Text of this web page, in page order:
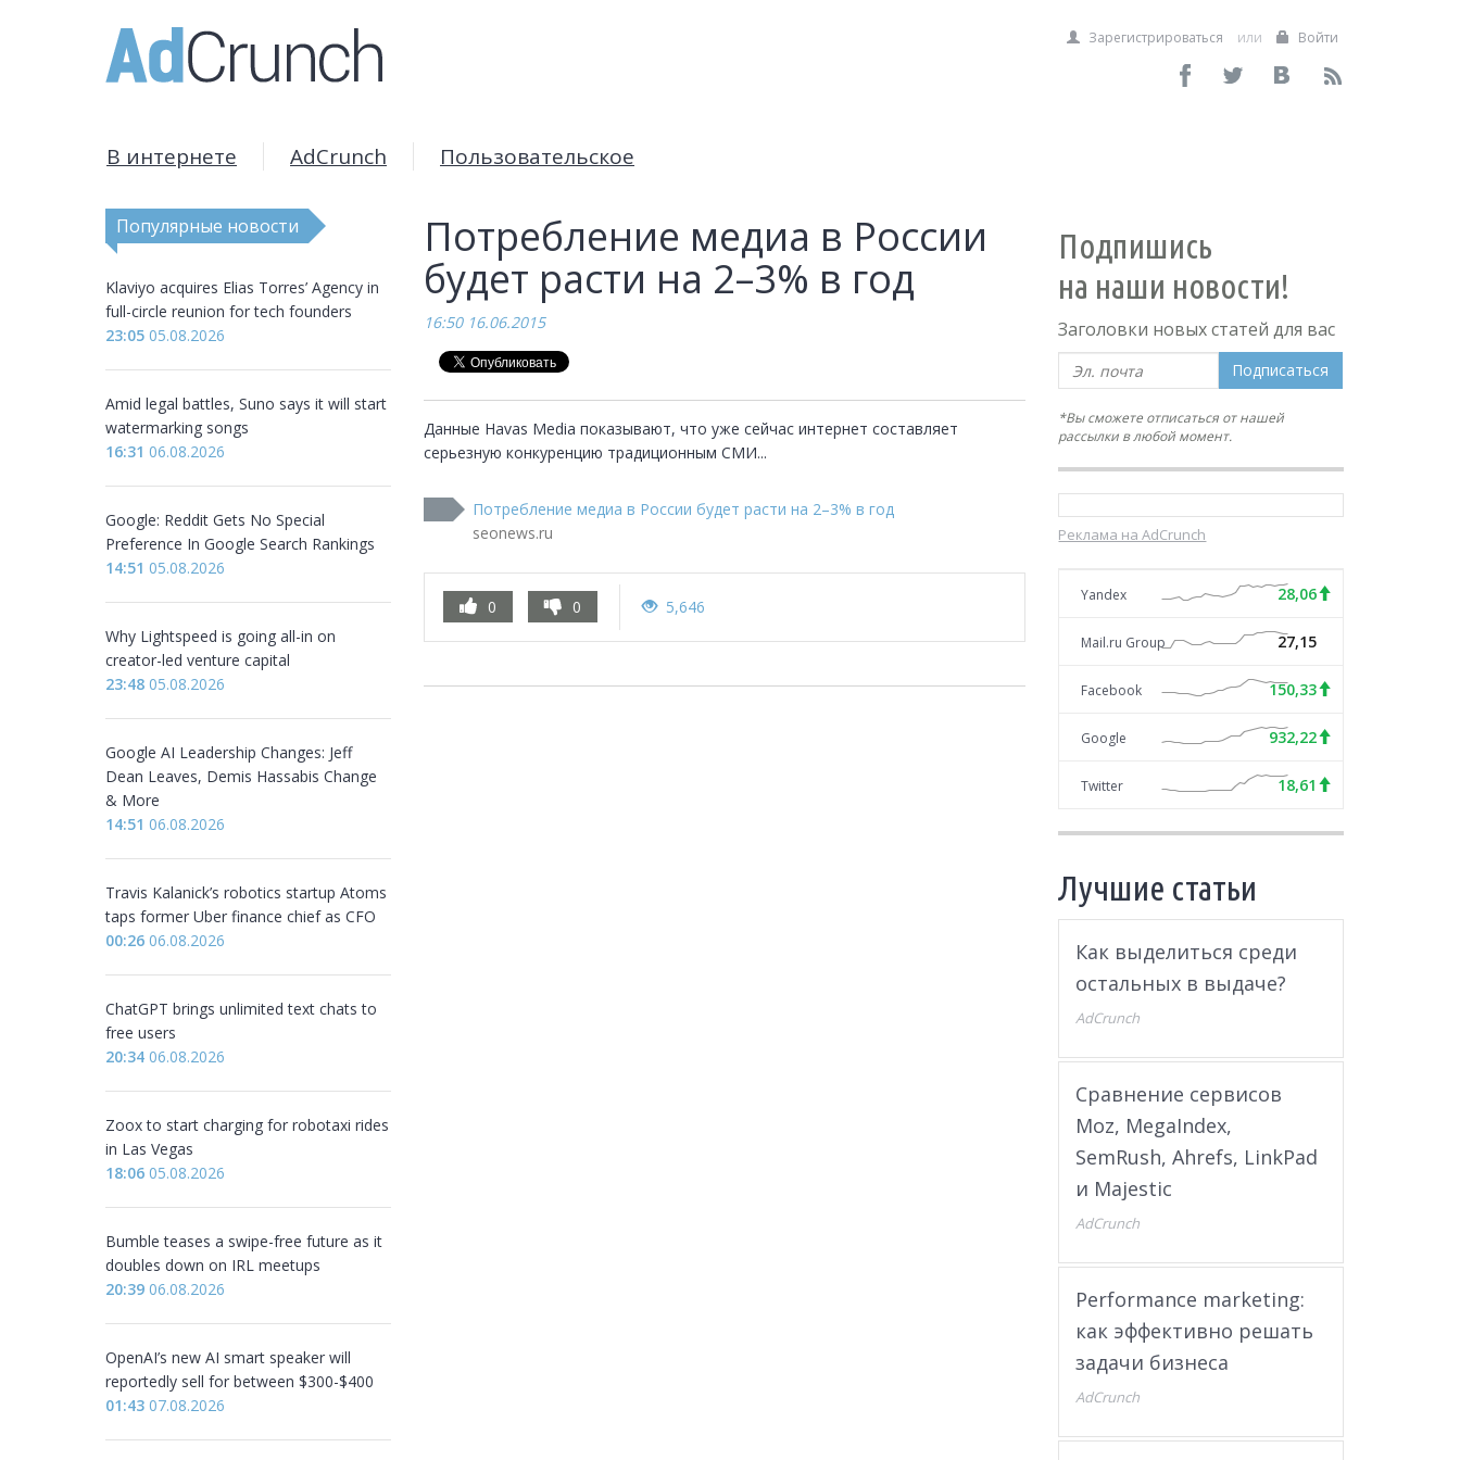
Зарегистрироваться или Войти
В интернете AdCrunch Пользовательское
Популярные новости
Klaviyo acquires Elias Torres’ Agency in
full-circle reunion for tech founders
23:05 05.08.2026
Amid legal battles, Suno says it will start
watermarking songs
16:31 06.08.2026
Google: Reddit Gets No Special
Preference In Google Search Rankings
14:51 05.08.2026
Why Lightspeed is going all-in on
creator-led venture capital
23:48 05.08.2026
Google AI Leadership Changes: Jeff
Dean Leaves, Demis Hassabis Change
& More
14:51 06.08.2026
Travis Kalanick’s robotics startup Atoms
taps former Uber finance chief as CFO
00:26 06.08.2026
ChatGPT brings unlimited text chats to
free users
20:34 06.08.2026
Zoox to start charging for robotaxi rides
in Las Vegas
18:06 05.08.2026
Bumble teases a swipe-free future as it
doubles down on IRL meetups
20:39 06.08.2026
OpenAI’s new AI smart speaker will
reportedly sell for between $300-$400
01:43 07.08.2026
Потребление медиа в России
будет расти на 2–3% в год
16:50 16.06.2015
Данные Havas Media показывают, что уже сейчас интернет составляет
серьезную конкуренцию традиционным СМИ...
Потребление медиа в России будет расти на 2–3% в год
seonews.ru
0 0 5,646
Подпишись
на наши новости!
Заголовки новых статей для вас
Подписаться
*Вы сможете отписаться от нашей
рассылки в любой момент.
Реклама на AdCrunch
Yandex 28,06
Mail.ru Group 27,15
Facebook 150,33
Google 932,22
Twitter 18,61
Лучшие статьи
Как выделиться среди
остальных в выдаче?
AdCrunch
Сравнение сервисов
Moz, MegaIndex,
SemRush, Ahrefs, LinkPad
и Majestic
AdCrunch
Performance marketing:
как эффективно решать
задачи бизнеса
AdCrunch